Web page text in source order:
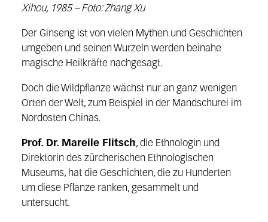
Xihou, 1985 – Foto: Zhang Xu
Der Ginseng ist von vielen Mythen und Geschichten
umgeben und seinen Wurzeln werden beinahe
magische Heilkräfte nachgesagt.
Doch die Wildpflanze wächst nur an ganz wenigen
Orten der Welt, zum Beispiel in der Mandschurei im
Nordosten Chinas.
Prof. Dr. Mareile Flitsch, die Ethnologin und
Direktorin des zürcherischen Ethnologischen
Museums, hat die Geschichten, die zu Hunderten
um diese Pflanze ranken, gesammelt und
untersucht.